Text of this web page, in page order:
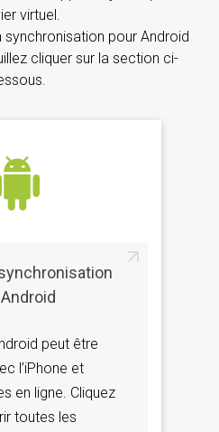
virtuel.
synchronisation pour Android
cliquer sur la section ci-
peut être
l’iPhone et
en ligne. Cliquez
toutes les